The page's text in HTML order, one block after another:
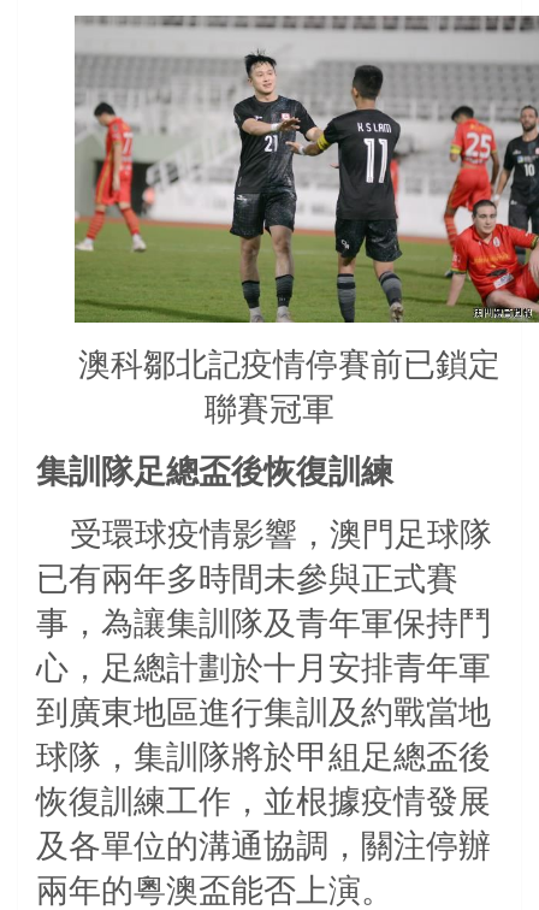
澳科鄒北記疫情停賽前已鎖定
聯賽冠軍
集訓隊足總盃後恢復訓練
受環球疫情影響，澳門足球隊
已有兩年多時間未參與正式賽
事，為讓集訓隊及青年軍保持鬥
心，足總計劃於十月安排青年軍
到廣東地區進行集訓及約戰當地
球隊，集訓隊將於甲組足總盃後
恢復訓練工作，並根據疫情發展
及各單位的溝通協調，關注停辦
兩年的粵澳盃能否上演。